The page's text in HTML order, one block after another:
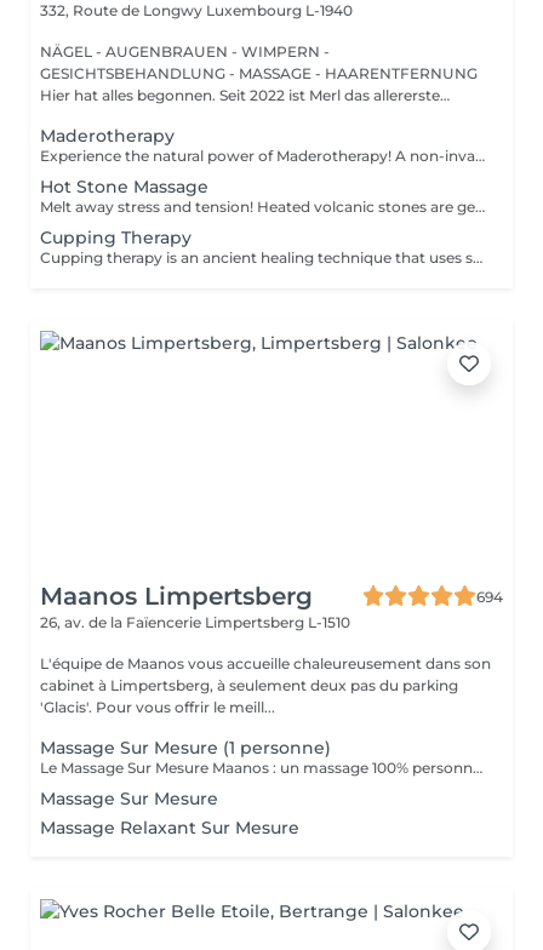
332, Route de Longwy Luxembourg L-1940
NÄGEL - AUGENBRAUEN - WIMPERN -
GESICHTSBEHANDLUNG - MASSAGE - HAARENTFERNUNG
Hier hat alles begonnen. Seit 2022 ist Merl das allererste
Maderotherapy
Experience the natural power of Maderotherapy! A non-invasive massage technique using wooden tools. It improves circulation and lymphatic drainage, reduces cellulite, helps contour the body, and eliminates excess fluid. Types: - Brazilian: focuses on legs and glutes, helps shape the silhouette; - Abdomen: reduces volume and firms the skin; - Full body: promotes relaxation and overall recovery. Age restrictions: recommended to do from 16 years old. Post-procedure recommendations: do not do sports and any sharp movement for 2-3 hours after the procedure. Frequency: 2-3 times per week, 8-10 sessions. Repeat once in 3-6 months. Contraindications: pregnancy, inflammation, acne, varicose veins in the acute stage.
Hot Stone Massage
Melt away stress and tension! Heated volcanic stones are gently placed and massaged over the body to warm the muscles, increase circulation, and promote a deep state of relaxation. Perfect for relieving tension, easing anxiety, and restoring inner calm. Age restrictions: there are no age restrictions for this procedure. Post procedure recommendations: do not do sport and any sharp movements 2-3 hours after the procedure. Frequency: 1-2 times per week, 10 times in total. Repeat once in 3-6 months.
Cupping Therapy
Cupping therapy is an ancient healing technique that uses special cups to create gentle suction on the skin. This suction promotes blood flow, relieves muscle tension, reduces inflammation, and supports deep relaxation. The treatment can help release toxins, improve circulation, and ease chronic pain or stiffness. *Please note that cupping therapy could just be added to a massage service with includes back massage.
Maanos Limpertsberg
694
26, av. de la Faïencerie Limpertsberg L-1510
L'équipe de Maanos vous accueille chaleureusement dans son
cabinet à Limpertsberg, à seulement deux pas du parking
'Glacis'. Pour vous offrir le meill...
Massage Sur Mesure (1 personne)
Le Massage Sur Mesure Maanos : un massage 100% personnalisé en fonction de vos besoins et de vos envies !
Massage Sur Mesure
Massage Relaxant Sur Mesure